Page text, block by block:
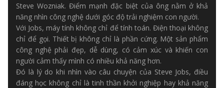
Steve Wozniak. Điểm mạnh đặc biệt của ông nằm ở khả
năng nhìn công nghệ dưới góc độ trải nghiệm con người.
Với Jobs, máy tính không chỉ để tính toán. Điện thoại không
chỉ để gọi. Thiết bị không chỉ là phần cứng. Một sản phẩm
công nghệ phải đẹp, dễ dùng, có cảm xúc và khiến con
người cảm thấy mình có nhiều khả năng hơn.
Đó là lý do khi nhìn vào câu chuyện của Steve Jobs, điều
đáng học không chỉ là tinh thần khởi nghiệp hay khả năng